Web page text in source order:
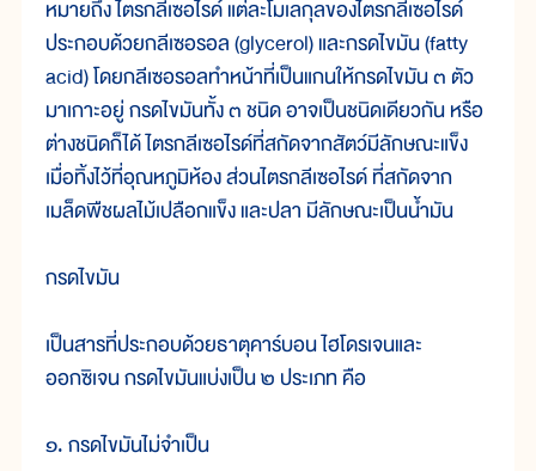
หมายถึง ไตรกลีเซอไรด์ แต่ละโมเลกุลของไตรกลีเซอไรด์
ประกอบด้วยกลีเซอรอล (glycerol) และกรดไขมัน (fatty
acid) โดยกลีเซอรอลทำหน้าที่เป็นแกนให้กรดไขมัน ๓ ตัว
มาเกาะอยู่ กรดไขมันทั้ง ๓ ชนิด อาจเป็นชนิดเดียวกัน หรือ
ต่างชนิดก็ได้ ไตรกลีเซอไรด์ที่สกัดจากสัตว์มีลักษณะแข็ง
เมื่อทิ้งไว้ที่อุณหภูมิห้อง ส่วนไตรกลีเซอไรด์ ที่สกัดจาก
เมล็ดพืชผลไม้เปลือกแข็ง และปลา มีลักษณะเป็นน้ำมัน
กรดไขมัน
เป็นสารที่ประกอบด้วยธาตุคาร์บอน ไฮโดรเจนและ
ออกซิเจน กรดไขมันแบ่งเป็น ๒ ประเภท คือ
๑. กรดไขมันไม่จำเป็น